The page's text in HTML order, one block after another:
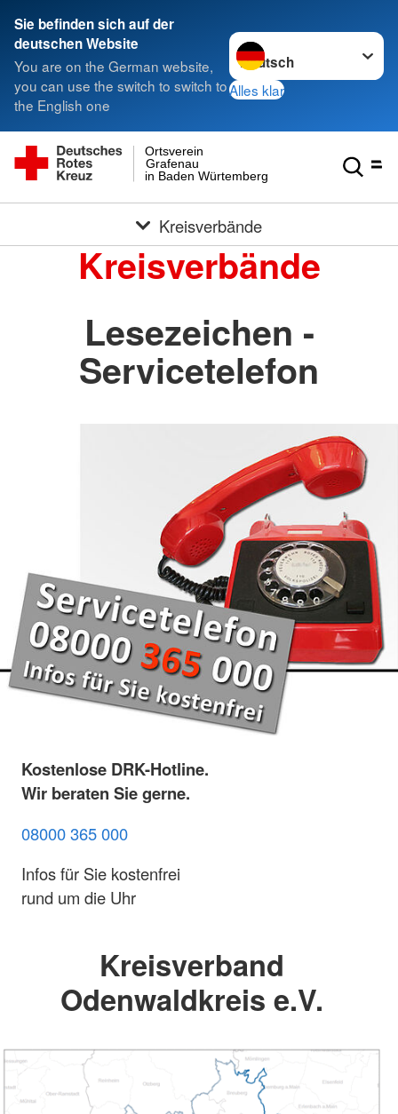
Sie befinden sich auf der
deutschen Website
You are on the German website,
you can use the switch to switch to
the English one
Sprache wechseln zu
Alles klar
in Baden Würtemberg
Grafenau
Ortsverein
Kreisverbände
Kreisverbände
Lesezeichen -
Servicetelefon
Kostenlose DRK-Hotline.
Wir beraten Sie gerne.
08000 365 000
Infos für Sie kostenfrei
rund um die Uhr
Kreisverband
Odenwaldkreis e.V.